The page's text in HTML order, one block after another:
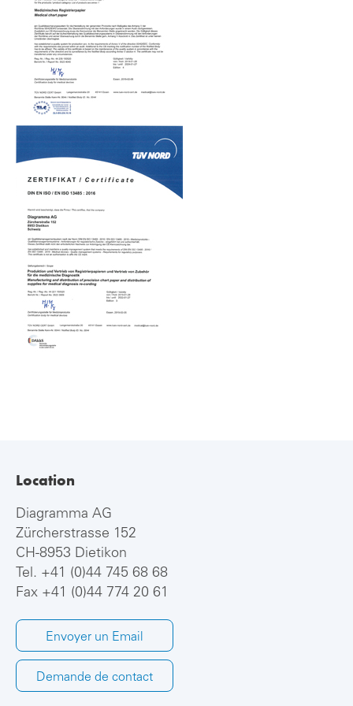
Location
Diagramma AG
Zürcherstrasse 152
CH-8953 Dietikon
Tel. +41 (0)44 745 68 68
Fax +41 (0)44 774 20 61
Envoyer un Email
Demande de contact